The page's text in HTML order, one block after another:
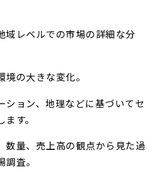
域レベルでの市場の詳細な分
の大きな変化。
ション、地理などに基づいてセ
す。
数量、売上高の観点から見た過
査。